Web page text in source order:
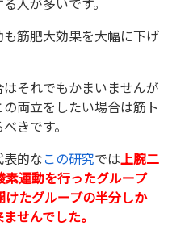
筋肥大効果を大幅に下げ
それでもかまいませんが
両立をしたい場合は筋ト
きです。
的なこの研究では上腕二
運動を行ったグループ
たグループの半分しか
せんでした。